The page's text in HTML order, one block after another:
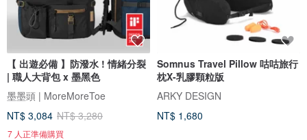
【 出遊必備 】防潑水 ! 情緒分裂
| 職人大背包 x 墨黑色
墨墨頭 | MoreMoreToe
NT$ 3,084 NT$ 3,280
7 人正準備購買
Somnus Travel Pillow 咕咕旅行
枕X-乳膠顆粒版
ARKY DESIGN
NT$ 1,680